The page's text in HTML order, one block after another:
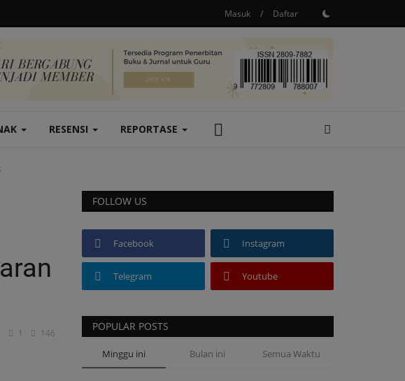
Masuk / Daftar
RESENSI REPORTASE
1 146
FOLLOW US
Facebook Instagram
Telegram Youtube
POPULAR POSTS
Minggu ini Bulan ini Semua Waktu